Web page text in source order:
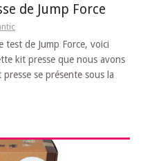
de Jump Force
de Jump Force, voici
kit presse que nous avons
se présente sous la